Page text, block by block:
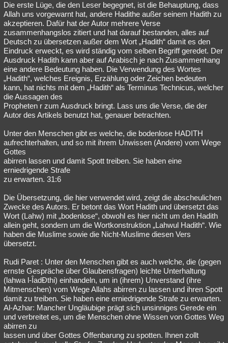
Die erste Lüge, die den Leser begegnet, ist die Behauptung, dass
Allah uns vorgewarnt hat, andere Hadithe außer seinem Hadith zu
akzeptieren. Dafür hat der Autor mehrere Verse
zusammenhangslos zitiert und hat darauf bestanden, alles auf
Deutsch zu übersetzen außer dem Wort „Hadith“ damit es den
Eindruck erweckt, es wird ständig vom selben Begriff geredet. Der
Ausdruck Hadith kann aber auf Arabisch je nach Zusammenhang
eine andere Bedeutung haben. Die Verwendung des Wortes
„Hadith“, welches Ereignis, Erzählung oder Zeichen bedeuten
kann, hat nichts mit dem „Hadith“ als Terminus Technicus, welcher
die Aussagen des
Propheten r zum Ausdruck bringt. Lass uns die Verse, die der
Autor des Artikels benutzt hat, genauer betrachten.
Unter den Menschen gibt es welche, die bodenlose HADITH
aufrechterhalten, und so mit ihrem Unwissen (Andere) vom Wege
Gottes
abirren lassen und damit Spott treiben. Sie haben eine
erniedrigende Strafe
zu erwarten. 31:6
Die Übersetzung, die hier verwendet wird, zeigt die abscheulichen
Zwecke des Autors. Er betont das Wort Hadith und übersetzt das
Wort (Lahw) mit „bodenlose“, obwohl es hier nicht um den Hadith
allein geht, sondern um die Wortkonstruktion „Lahwul Hadith“. Wie
haben die Muslime sowie die Nicht-Muslime diesen Vers
übersetzt.
Rudi Paret : Unter den Menschen gibt es auch welche, die (gegen
ernste Gespräche über Glaubensfragen) leichte Unterhaltung
(lahwa l-ÎadÐthi) einhandeln, um in (ihrem) Unverstand (ihre
Mitmenschen) vom Wege Allahs abirren zu lassen und ihren Spott
damit zu treiben. Sie haben eine erniedrigende Strafe zu erwarten.
Al-Azhar: Mancher Ungläubige prägt sich unsinniges Gerede ein
und verbreitet es, um die Menschen ohne Wissen von Gottes Weg
abirren zu
lassen und über Gottes Offenbarung zu spotten. Ihnen zollt